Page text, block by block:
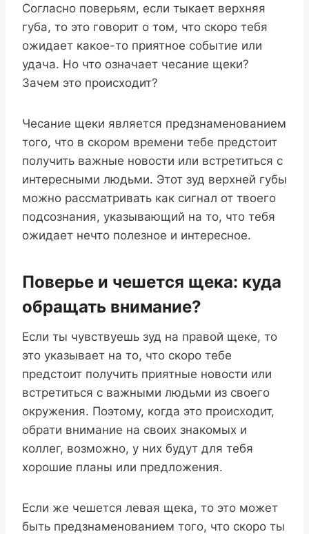
Согласно поверьям, если тыкает верхняя
губа, то это говорит о том, что скоро тебя
ожидает какое-то приятное событие или
удача. Но что означает чесание щеки?
Зачем это происходит?
Чесание щеки является предзнаменованием
того, что в скором времени тебе предстоит
получить важные новости или встретиться с
интересными людьми. Этот зуд верхней губы
можно рассматривать как сигнал от твоего
подсознания, указывающий на то, что тебя
ожидает нечто полезное и интересное.
Поверье и чешется щека: куда
обращать внимание?
Если ты чувствуешь зуд на правой щеке, то
это указывает на то, что скоро тебе
предстоит получить приятные новости или
встретиться с важными людьми из своего
окружения. Поэтому, когда это происходит,
обрати внимание на своих знакомых и
коллег, возможно, у них будут для тебя
хорошие планы или предложения.
Если же чешется левая щека, то это может
быть предзнаменованием того, что скоро ты